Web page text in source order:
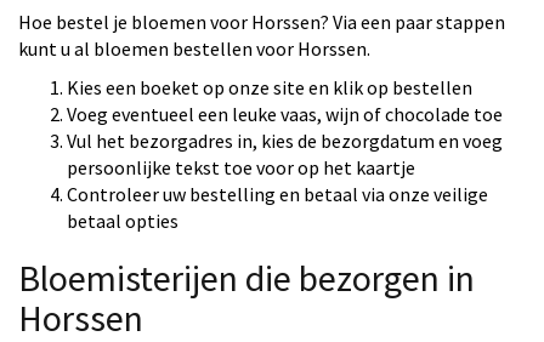
Hoe bestel je bloemen voor Horssen? Via een paar stappen
kunt u al bloemen bestellen voor Horssen.
Kies een boeket op onze site en klik op bestellen
Voeg eventueel een leuke vaas, wijn of chocolade toe
Vul het bezorgadres in, kies de bezorgdatum en voeg
persoonlijke tekst toe voor op het kaartje
Controleer uw bestelling en betaal via onze veilige
betaal opties
Bloemisterijen die bezorgen in
Horssen